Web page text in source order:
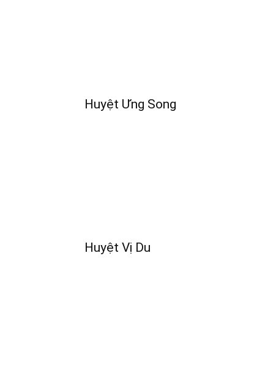
Huyệt Ưng Song
Huyệt Vị Du